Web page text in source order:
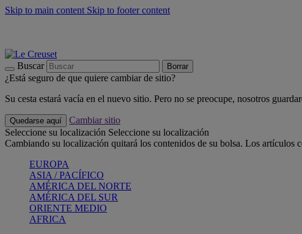
Skip to main content Skip to footer content
Buscar Borrar
¿Está seguro de que quiere cambiar de sitio?
Su cesta estará vacía en el nuevo sitio. Pero no se preocupe, nosotros
Quedarse aquí
Cambiar sitio
Seleccione su localización Seleccione su localización
Cambiando su localización quitará los contenidos de su bolsa. Los artículos
EUROPA
ASIA / PACÍFICO
AMÉRICA DEL NORTE
AMÉRICA DEL SUR
ORIENTE MEDIO
AFRICA